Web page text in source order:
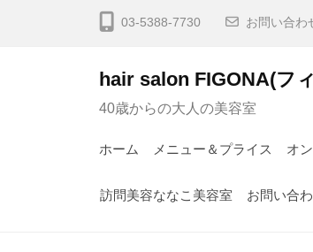
03-5388-7730 お問い合わ
hair salon FIGONA(フ
40歳からの大人の美容室
ホーム メニュー＆プライス オ
訪問美容ななこ美容室 お問い合